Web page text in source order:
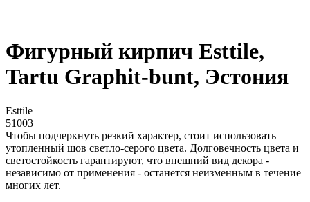
Фигурный кирпич Esttile,
Tartu Graphit-bunt, Эстония
Esttile
51003
Чтобы подчеркнуть резкий характер, стоит использовать
утопленный шов светло-серого цвета. Долговечность цвета и
светостойкость гарантируют, что внешний вид декора -
независимо от применения - останется неизменным в течение
многих лет.